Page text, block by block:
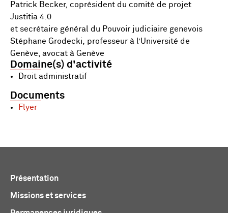
Patrick Becker, coprésident du comité de projet
Justitia 4.0
et secrétaire général du Pouvoir judiciaire genevois
Stéphane Grodecki, professeur à l’Université de
Genève, avocat à Genève
Domaine(s) d'activité
Droit administratif
Documents
Flyer
Présentation
Missions et services